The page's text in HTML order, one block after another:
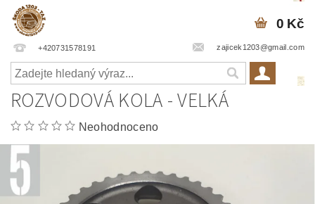
+420731578191 zajicek1203@gmail.com
0 Kč
ROZVODOVÁ KOLA - VELKÁ
Neohodnoceno